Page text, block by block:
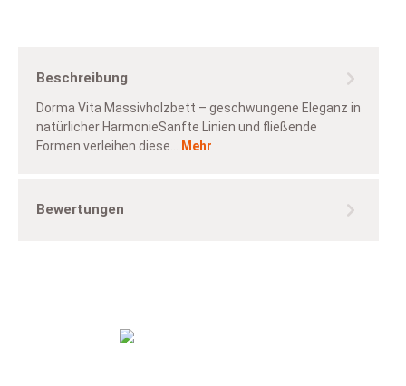
Beschreibung
Dorma Vita Massivholzbett – geschwungene Eleganz in
natürlicher HarmonieSanfte Linien und fließende
Formen verleihen diese…
Mehr
Bewertungen